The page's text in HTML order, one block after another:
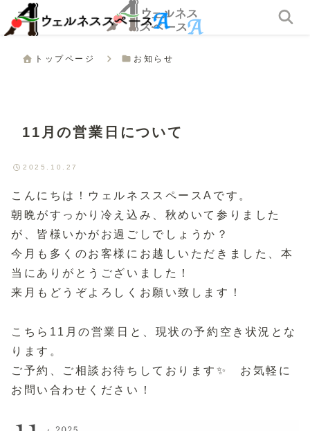
トップページ お知らせ
11月の営業日について
2025.10.27
こんにちは！ウェルネススペースAです。
朝晩がすっかり冷え込み、秋めいて参りました
が、皆様いかがお過ごしでしょうか？
今月も多くのお客様にお越しいただきました、本
当にありがとうございました！
来月もどうぞよろしくお願い致します！
こちら11月の営業日と、現状の予約空き状況とな
ります。
ご予約、ご相談お待ちしております✨ お気軽に
お問い合わせください！